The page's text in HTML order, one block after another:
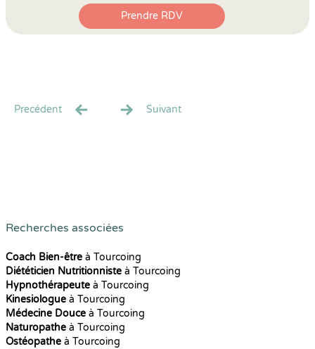
Prendre RDV
Precédent Suivant
Recherches associées
Coach Bien-être à Tourcoing
Diététicien Nutritionniste à Tourcoing
Hypnothérapeute à Tourcoing
Kinesiologue à Tourcoing
Médecine Douce à Tourcoing
Naturopathe à Tourcoing
Ostéopathe à Tourcoing